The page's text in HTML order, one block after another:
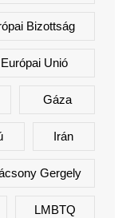
Bizottság
Európai Unió
Gáza
Irán
Gergely
LMBTQ